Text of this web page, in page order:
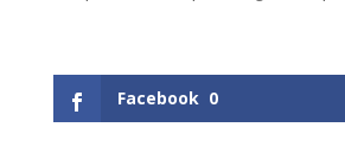
Facebook 0